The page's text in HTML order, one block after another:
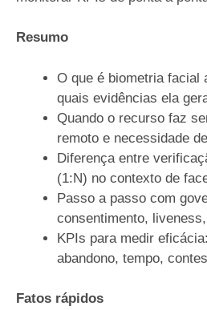
Resumo
O que é biometria facial
quais evidências ela
Quando o recurso faz
remoto e necessidade
Diferença entre
(1:N) no contexto de
Passo a passo com
consentimento,
KPIs para medir
abandono, tempo,
Fatos rápidos